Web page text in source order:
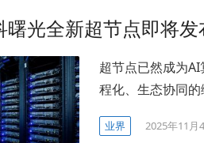
曙光全新超节点即将发
超节点已然成为
程化、生态协同
业界 2025年11月